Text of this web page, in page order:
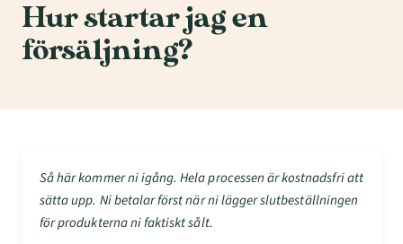
Hur startar jag en
försäljning?
Så här kommer ni igång. Hela processen är kostnadsfri att
sätta upp. Ni betalar först när ni lägger slutbeställningen
för produkterna ni faktiskt sålt.